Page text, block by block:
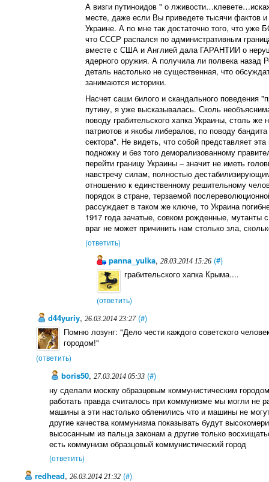
А визги путиноидов " о
месте, даже если Вы приведете тысячи фактов
Украине. А по мне так достаточно того, что
что СССР распался по административным
вместе с США и Англией дала ГАРАНТИИ о
ядерного оружия. А получила ли полвека назад
деталь настолько не существенная, что
занимаются историки.
Насчет саши билого и скандального поведения
путину, я уже высказывалась. Сколь
поводу грабительского хапка Украины, столь же
патриотов и якобы либералов, по поводу
сектора". Не видеть, что собой представляет
подножку и без того деморализованному
перейти границу Украины – значит не иметь
навстречу силам, полностью
отношению к единственному решительному
порядок в стране, терзаемой
рассуждает в таком же ключе, то Украина
1917 года зачатые, совком рожденные, мутанты
враг не может причинить нам столько зла,
(ответить)
panna_yulka,28.03.2014 15:26 (#)
грабительского хапка Крыма....
(ответить)
d44yuriy,26.03.2014 23:27 (#)
Помню лозунг: "Дело чести каждого советского
городом!"
(ответить)
boris50, 27.03.2014 05:33 (#)
ну сделали москву образцовым коммунистическим
работать правда считалось при коммунизме мы могли не
машины а эти настолько обленились что и машины не
другие качества коммунизма показывать будут
высосанным из пальца законам а другие только
есть коммунизм образцовый коммунистический город
(ответить)
redhead, 26.03.2014 21:32 (#)